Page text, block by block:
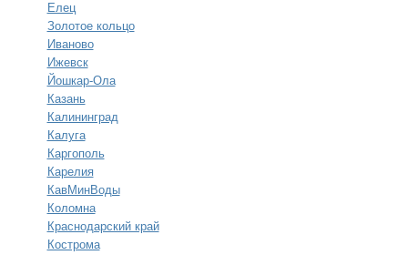
Елец
Золотое кольцо
Иваново
Ижевск
Йошкар-Ола
Казань
Калининград
Калуга
Каргополь
Карелия
КавМинВоды
Коломна
Краснодарский край
Кострома